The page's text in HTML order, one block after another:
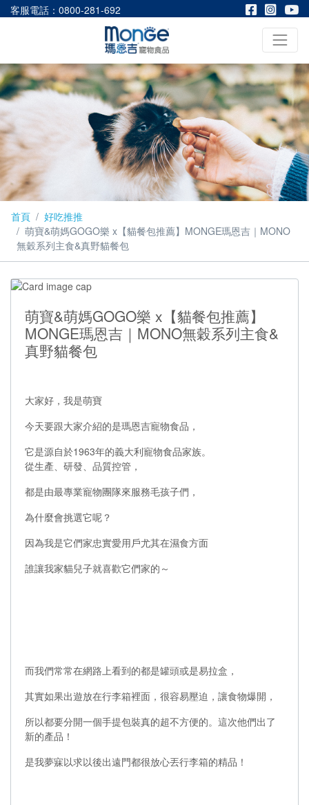
客服電話：0800-281-692
首頁
好吃推推
萌寶&萌媽GOGO樂 x【貓餐包推薦】MONGE瑪恩吉｜MONO
無穀系列主食&真野貓餐包
萌寶&萌媽GOGO樂 x【貓餐包推薦】
MONGE瑪恩吉｜MONO無穀系列主食&
真野貓餐包
大家好，我是萌寶
今天要跟大家介紹的是瑪恩吉寵物食品，
它是源自於1963年的義大利寵物食品家族。
從生產、研發、品質控管，
都是由最專業寵物團隊來服務毛孩子們，
為什麼會挑選它呢？
因為我是它們家忠實愛用戶尤其在濕食方面
誰讓我家貓兒子就喜歡它們家的～
而我們常常在網路上看到的都是罐頭或是易拉盒，
其實如果出遊放在行李箱裡面，很容易壓迫，讓食物爆開，
所以都要分開一個手提包裝真的超不方便的。這次他們出了
新的產品！
是我夢寐以求以後出遠門都很放心丟行李箱的精品！